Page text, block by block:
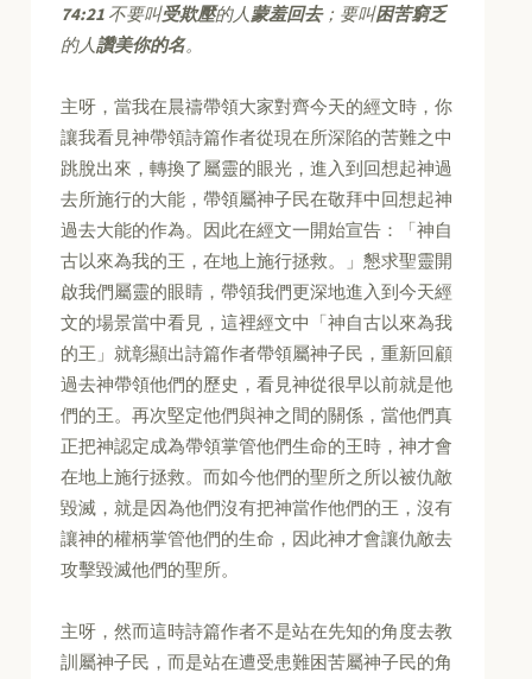
74:21 不要叫受欺壓的人 蒙羞回去；要叫困苦窮乏
的人讚美你的名。
主呀，當我在晨禱帶領大家對齊今天的經文時，你
讓我看見神帶領詩篇作者從現在所深陷的苦難之中
跳脫出來，轉換了屬靈的眼光，進入到回想起神過
去所施行的大能，帶領屬神子民在敬拜中回想起神
過去大能的作為。因此在經文一開始宣告：「神自
古以來為我的王，在地上施行拯救。」懇求聖靈開
啟我們屬靈的眼睛，帶領我們更深地進入到今天經
文的場景當中看見，這裡經文中「神自古以來為我
的王」就彰顯出詩篇作者帶領屬神子民，重新回顧
過去神帶領他們的歷史，看見神從很早以前就是他
們的王。再次堅定他們與神之間的關係，當他們真
正把神認定成為帶領掌管他們生命的王時，神才會
在地上施行拯救。而如今他們的聖所之所以被仇敵
毀滅，就是因為他們沒有把神當作他們的王，沒有
讓神的權柄掌管他們的生命，因此神才會讓仇敵去
攻擊毀滅他們的聖所。
主呀，然而這時詩篇作者不是站在先知的角度去教
訓屬神子民，而是站在遭受患難困苦屬神子民的角